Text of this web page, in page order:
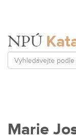
NPÚ
Marie